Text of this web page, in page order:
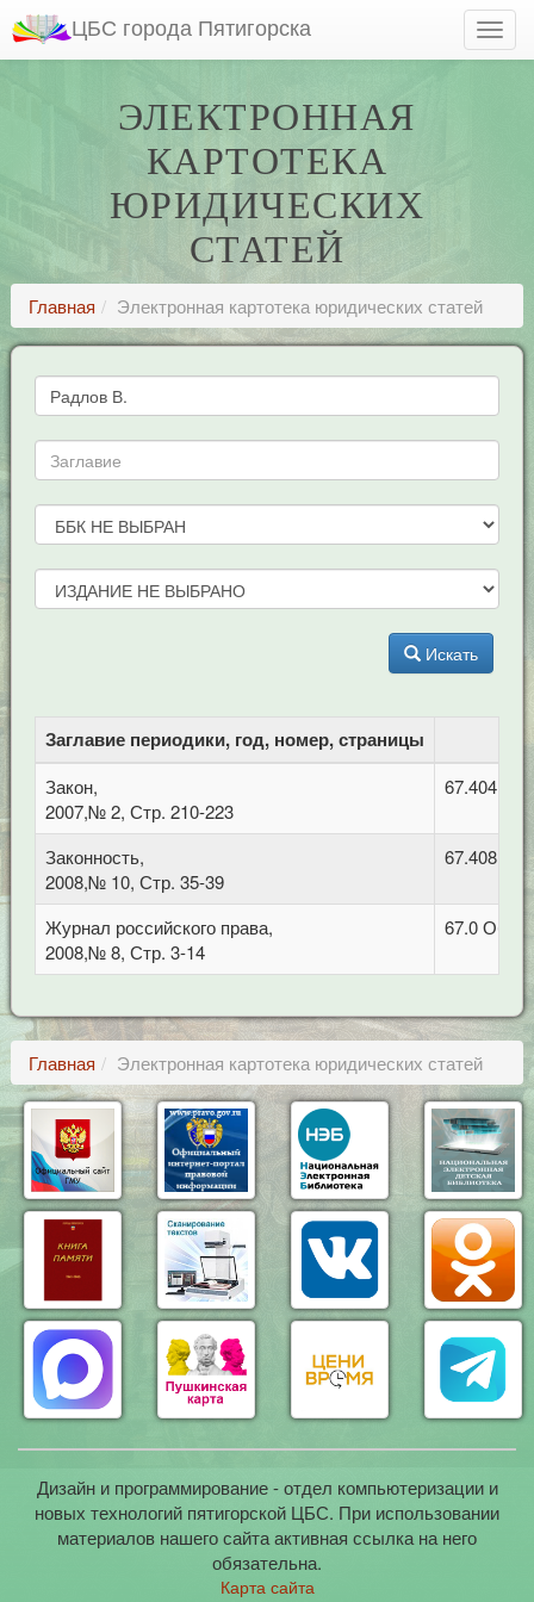
ЦБС города Пятигорска
ЭЛЕКТРОННАЯ
КАРТОТЕКА
ЮРИДИЧЕСКИХ
СТАТЕЙ
Главная Электронная картотека юридических статей
Искать
Заглавие периодики, год, номер, страницы
Закон,
2007,№ 2, Стр. 210-223
67.404
Законность,
2008,№ 10, Стр. 35-39
67.408
Журнал российского права,
2008,№ 8, Стр. 3-14
67.0
Главная Электронная картотека юридических статей
Дизайн и программирование - отдел компьютеризации и
новых технологий пятигорской ЦБС. При использовании
материалов нашего сайта активная ссылка на него
обязательна.
Карта сайта